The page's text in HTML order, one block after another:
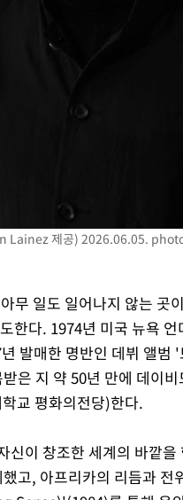
Lainez 제공) 2026.06.05.
무 일도 일어나지 않는 곳
한다. 1974년 미국 뉴욕
발매한 명반인 데뷔 앨
은 지 약 50년 만에 데이
교 평화의전당)한다.
신이 창조한 세계의 바깥
고, 아프리카의 리듬과 전